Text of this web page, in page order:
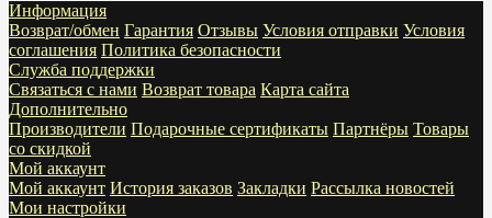
Информация
Возврат/обмен Гарантия Отзывы Условия отправки Условия
соглашения Политика безопасности
Служба поддержки
Связаться с нами Возврат товара Карта сайта
Дополнительно
Производители Подарочные сертификаты Партнёры Товары
со скидкой
Мой аккаунт
Мой аккаунт История заказов Закладки Рассылка новостей
Мои настройки